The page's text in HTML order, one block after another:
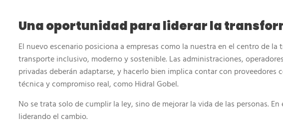
Una oportunidad para liderar la
El nuevo escenario posiciona a empresas como la nuestra en el centro de
transporte inclusivo, moderno y sostenible. Las administraciones,
privadas deberán adaptarse, y hacerlo bien implica contar con proveedores
técnica y compromiso real, como Hidral Gobel.
No se trata solo de cumplir la ley, sino de mejorar la vida de las personas. En
liderando el cambio.